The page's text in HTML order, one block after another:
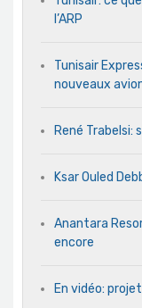
l’ARP
Tunisair
nouveaux
René Trabelsi:
Ksar Ouled
Anantara
encore
En vidéo: